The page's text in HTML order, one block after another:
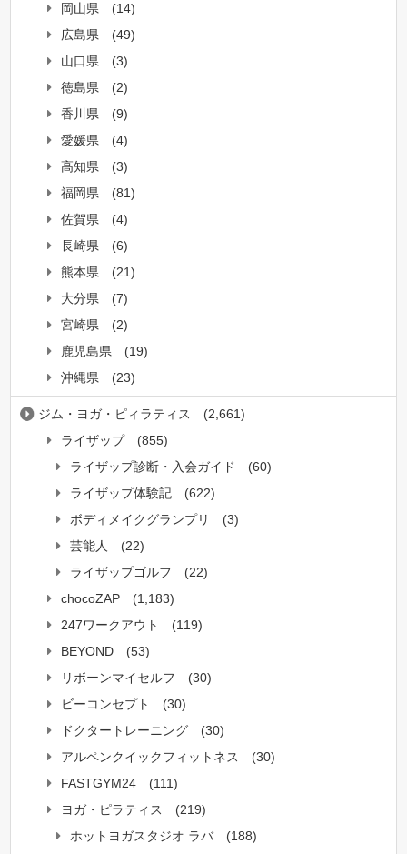
岡山県
(14)
広島県
(49)
山口県
(3)
徳島県
(2)
香川県
(9)
愛媛県
(4)
高知県
(3)
福岡県
(81)
佐賀県
(4)
長崎県
(6)
熊本県
(21)
大分県
(7)
宮崎県
(2)
鹿児島県
(19)
沖縄県
(23)
ジム・ヨガ・ピィラティス
(2,661)
ライザップ
(855)
ライザップ診断・入会ガイド
(60)
ライザップ体験記
(622)
ボディメイクグランプリ
(3)
芸能人
(22)
ライザップゴルフ
(22)
chocoZAP
(1,183)
247ワークアウト
(119)
BEYOND
(53)
リボーンマイセルフ
(30)
ビーコンセプト
(30)
ドクタートレーニング
(30)
アルペンクイックフィットネス
(30)
FASTGYM24
(111)
ヨガ・ピラティス
(219)
ホットヨガスタジオ ラバ
(188)